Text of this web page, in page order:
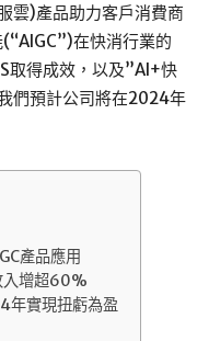
雲)產品助力客戶消費商
在快消行業的
取得成效，以及”AI+快
們預計公司將在2024年
產品應用
入增超60%
年實現扭虧為盈